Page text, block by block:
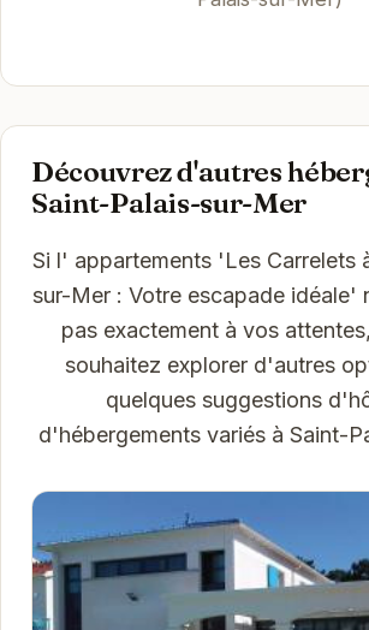
Découvrez d'autres
Saint-Palais-sur-Mer
Si l' appartements 'Les Carrelets
sur-Mer : Votre escapade idéale'
pas exactement à vos
souhaitez explorer d'autres
quelques suggestions
d'hébergements variés à Saint-